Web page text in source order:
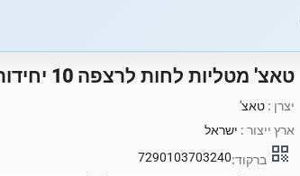
טאצ' מטליות לחות לרצפה 10 יחידות
יצרן :טאצ'
ארץ ייצור : ישראל
qr_code ברקוד:7290103703240